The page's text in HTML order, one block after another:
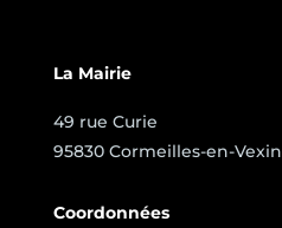
La Mairie
49 rue Curie
95830 Cormeilles-en-Vexin
Coordonnées